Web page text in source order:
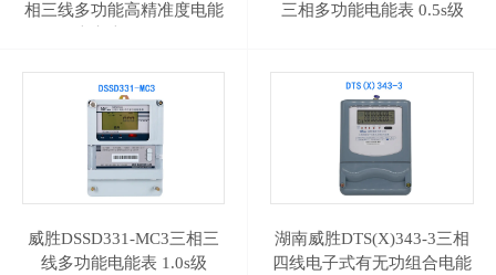
相三线多功能高精准度电能
三相多功能电能表 0.5s级
威胜DSSD331-MC3三相三
线多功能电能表 1.0s级
湖南威胜DTS(X)343-3三相
四线电子式有无功组合电能